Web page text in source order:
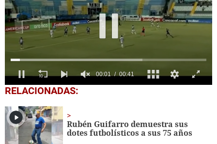
0
seconds
41
seconds
RELACIONADAS:
Rubén Guifarro demuestra sus
dotes futbolísticos a sus 75 años